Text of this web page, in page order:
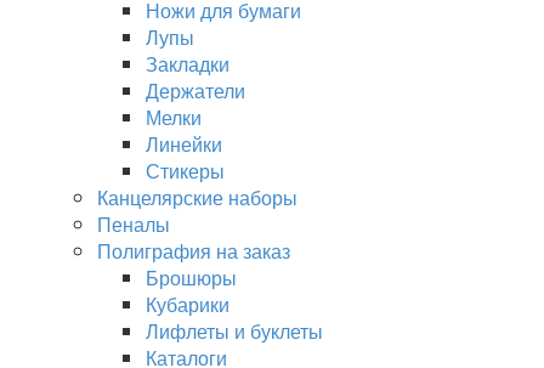
Ножи для бумаги
Лупы
Закладки
Держатели
Мелки
Линейки
Стикеры
Канцелярские наборы
Пеналы
Полиграфия на заказ
Брошюры
Кубарики
Лифлеты и буклеты
Каталоги